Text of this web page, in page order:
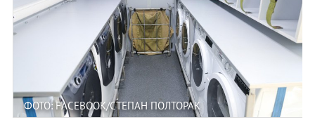
ФОТО: FACEBOOK/СТЕПАН ПОЛТОРАК